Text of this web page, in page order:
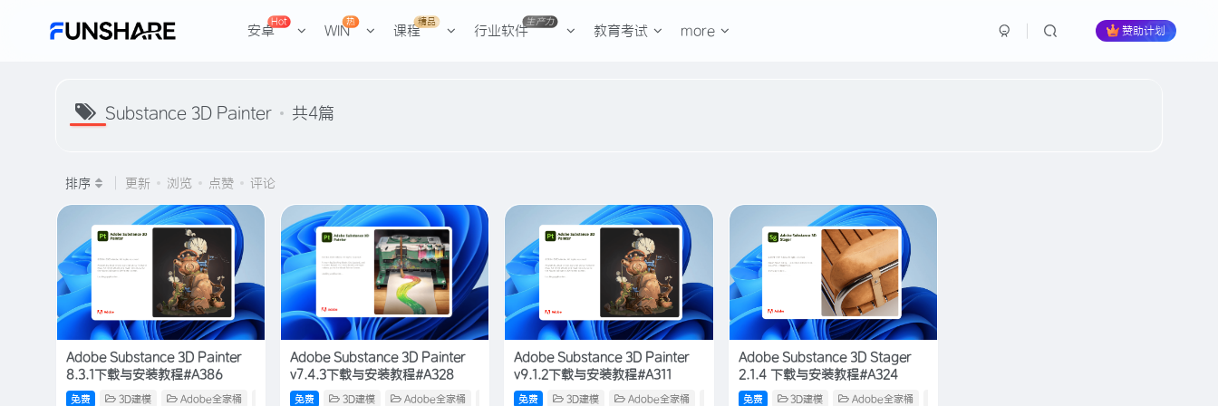
安卓
Hot
WIN
热
课程
精品
行业软件
生产力
教育考试 more 赞助计划
Substance 3D Painter 共4篇
排序 更新 浏览 点赞 评论
Adobe Substance 3D Painter
8.3.1下载与安装教程#A386
免费 3D建模 Adobe全家桶 电脑软件
Adobe Substance 3D Painter
v7.4.3下载与安装教程#A328
免费 3D建模 Adobe全家桶 电脑软件
Adobe Substance 3D Painter
v9.1.2下载与安装教程#A311
免费 3D建模 Adobe全家桶 电脑软件
Adobe Substance 3D Stager
2.1.4 下载与安装教程#A324
免费 3D建模 Adobe全家桶